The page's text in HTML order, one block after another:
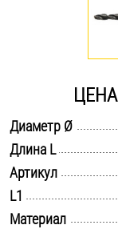
Саморезы
Стопорные
Такелаж
Хомуты
Шпильки
Диаметр Ø
Длина L
Артикул
L1
Материал